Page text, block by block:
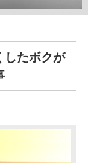
したボクが